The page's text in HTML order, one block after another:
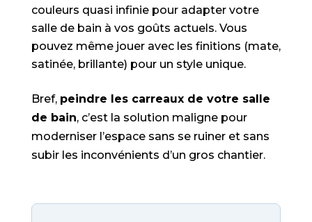
couleurs quasi infinie pour adapter votre
salle de bain à vos goûts actuels. Vous
pouvez même jouer avec les finitions (mate,
satinée, brillante) pour un style unique.
Bref, peindre les carreaux de votre salle
de bain, c’est la solution maligne pour
moderniser l’espace sans se ruiner et sans
subir les inconvénients d’un gros chantier.